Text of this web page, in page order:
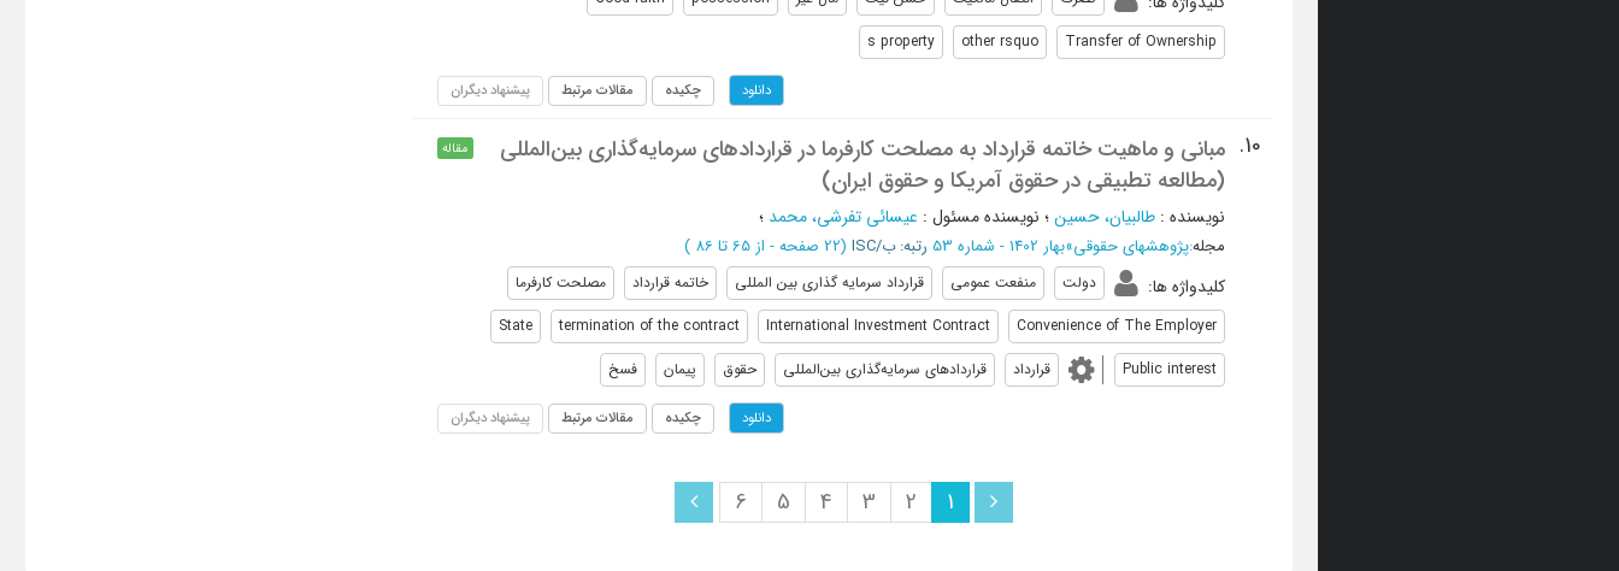
Transfer of Ownership
other rsquo
s property
دانلود چکیده مقالات مرتبط پیشنهاد دیگران
10.
مبانی و ماهیت خاتمه‌ قرارداد به مصلحت کارفرما در قراردادهای سرمایه‌گذاری بین‌المللی
(مطالعه تطبیقی در حقوق آمریکا و حقوق ایران)
مقاله
نویسنده : طالبیان، حسین؛ نویسنده مسئول : عیسائی تفرشی، محمد ؛
مجله:پژوهشهای حقوقی»بهار 1402 - شماره 53 رتبه: ب/ISC (‎22 صفحه - از 65 تا 86 )
کلیدواژه ها: دولت منفعت عمومی قرارداد سرمایه گذاری بین المللی خاتمه قرارداد
مصلحت کارفرما
Convenience of The Employer
International Investment Contract
termination of the contract
State
Public interest
قرارداد قراردادهای سرمایه‌گذاری بین‌المللی حقوق پیمان فسخ
دانلود چکیده مقالات مرتبط پیشنهاد دیگران
1
2
3
4
5
6